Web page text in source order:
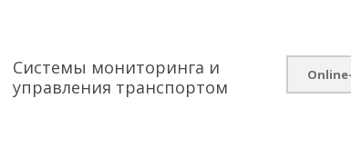
Системы мониторинга и
управления транспортом